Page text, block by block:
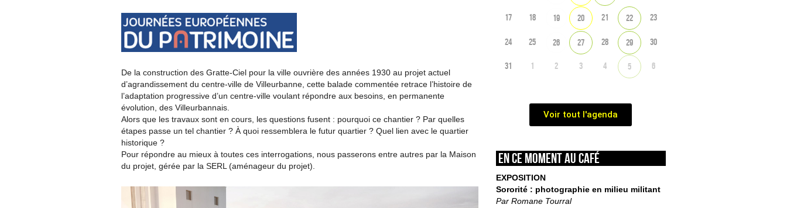
De la construction des Gratte-Ciel pour la ville ouvrière des années 1930 au projet actuel
d’agrandissement du centre-ville de Villeurbanne, cette balade commentée retrace l’histoire de
l’adaptation progressive d’un centre-ville voulant répondre aux besoins, en permanente
évolution, des Villeurbannais.
Alors que les travaux sont en cours, les questions fusent : pourquoi ce chantier ? Par quelles
étapes passe un tel chantier ? À quoi ressemblera le futur quartier ? Quel lien avec le quartier
historique ?
Pour répondre au mieux à toutes ces interrogations, nous passerons entre autres par la Maison
du projet, gérée par la SERL (aménageur du projet).
17 18 19 20 21 22 23
24 25 26 27 28 29 30
31 1 2 3 4 5 6
Voir tout l'agenda
En ce moment au café
EXPOSITION
Sororité : photographie en milieu militant
Par Romane Tourral